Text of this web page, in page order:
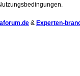
& Experten-